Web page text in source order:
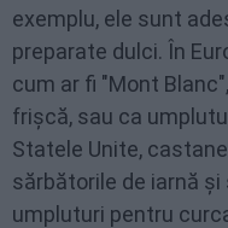
exemplu, ele sunt
preparate dulci. În
cum ar fi "Mont
frișcă, sau ca
Statele Unite,
sărbătorile de iarnă
umpluturi pentru